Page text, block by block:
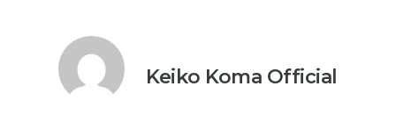
Keiko Koma Official